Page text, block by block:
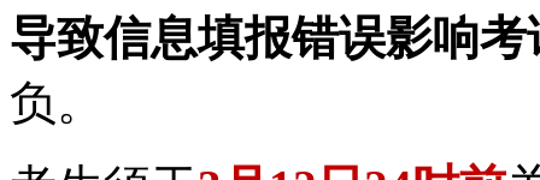
导致信息填报错误影响
负。